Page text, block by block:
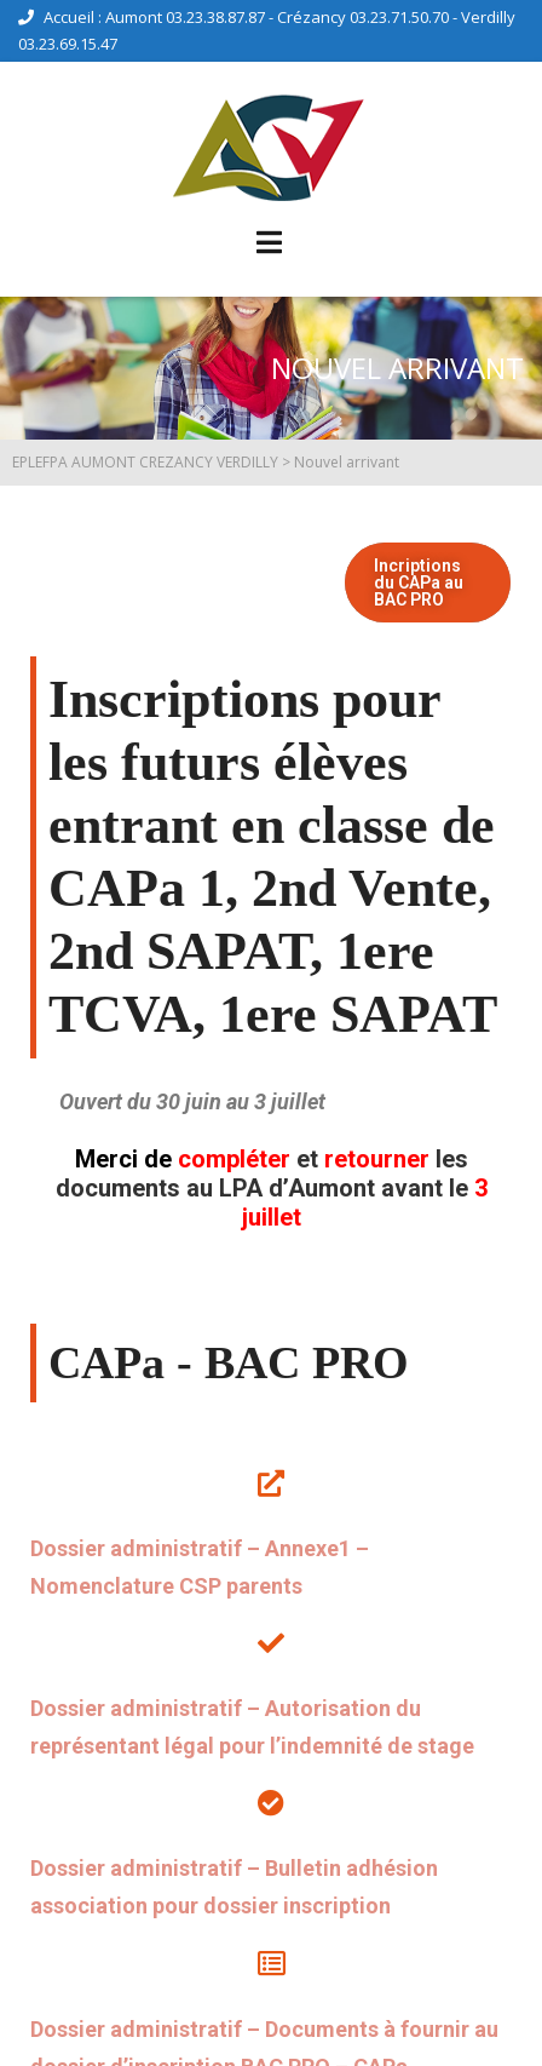
Accueil : Aumont 03.23.38.87.87 - Crézancy 03.23.71.50.70 - Verdilly
03.23.69.15.47
NOUVEL ARRIVANT
EPLEFPA AUMONT CREZANCY VERDILLY > Nouvel arrivant
Incriptions
du CAPa au
BAC PRO
Inscriptions pour
les futurs élèves
entrant en classe de
CAPa 1, 2nd Vente,
2nd SAPAT, 1ere
TCVA, 1ere SAPAT
Ouvert du 30 juin au 3 juillet
Merci de compléter et retourner les
documents au LPA d’Aumont avant le 3
juillet
CAPa - BAC PRO
Dossier administratif – Annexe1 –
Nomenclature CSP parents
Dossier administratif – Autorisation du
représentant légal pour l’indemnité de stage
Dossier administratif – Bulletin adhésion
association pour dossier inscription
Dossier administratif – Documents à fournir au